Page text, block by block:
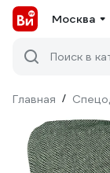
Москва
Поиск в
Главная /